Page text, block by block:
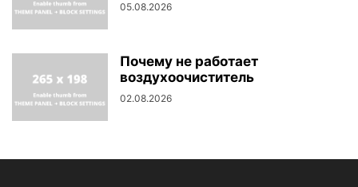
05.08.2026
Почему не работает
воздухоочиститель
02.08.2026